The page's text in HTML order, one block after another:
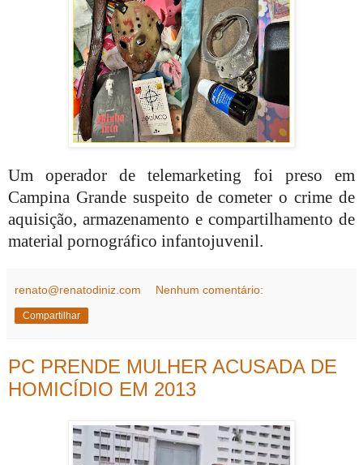
Um operador de telemarketing foi preso em
Campina Grande suspeito de cometer o crime de
aquisição, armazenamento e compartilhamento de
material pornográfico infantojuvenil.
renato@renatodiniz.com Nenhum comentário:
Compartilhar
PC PRENDE MULHER ACUSADA DE
HOMICÍDIO EM 2013